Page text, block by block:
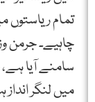
تمام ریاستوں
چاہیے۔ جرمن
سامنے آیا
میں لنگر